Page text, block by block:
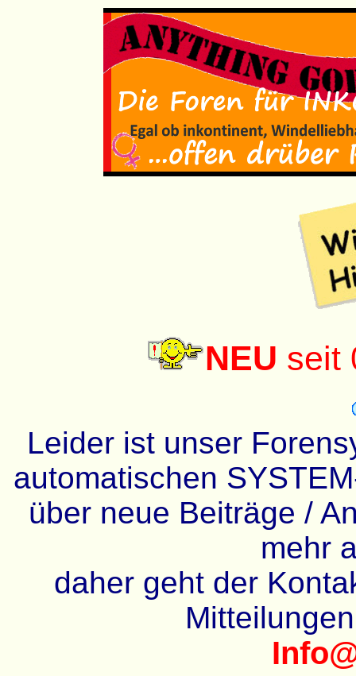
NEU seit
Leider ist unser
automatischen
über neue Beiträge /
mehr
daher geht der